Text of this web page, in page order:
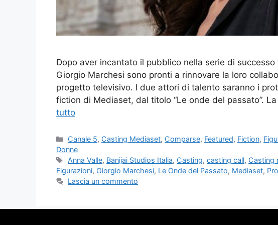
Dopo aver incantato il pubblico nella serie di successo
Giorgio Marchesi sono pronti a rinnovare la loro
progetto televisivo. I due attori di talento saranno i
fiction di Mediaset, dal titolo “Le onde del passato”.
tutto
Categorie
Canale 5, Casting Mediaset, Comparse, Featured, Fiction,
Donne
Tag
Anna Valle, Banijai Studios Italia, Casting,casting call, Casting
Figurazioni, Giorgio Marchesi, Le Onde del Passato, Mediaset,
Lascia un commento